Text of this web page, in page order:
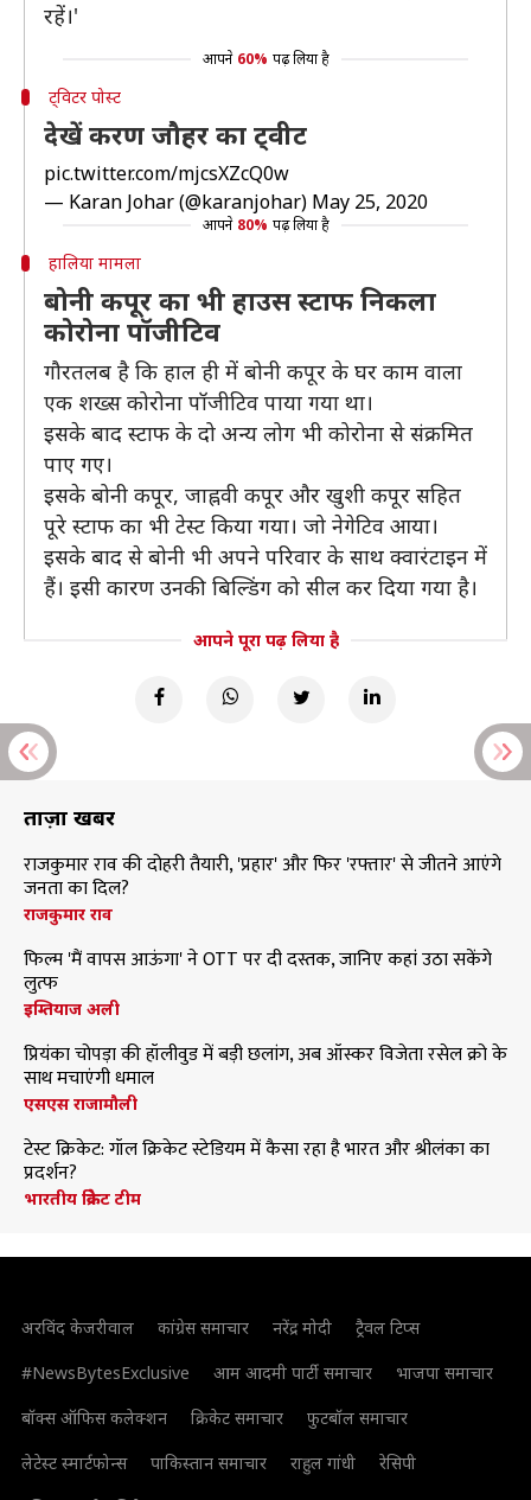
रहें।'
आपने 60% पढ़ लिया है
ट्विटर पोस्ट
देखें करण जौहर का ट्वीट
pic.twitter.com/mjcsXZcQ0w
— Karan Johar (@karanjohar) May 25, 2020
आपने 80% पढ़ लिया है
हालिया मामला
बोनी कपूर का भी हाउस स्टाफ निकला
कोरोना पॉजीटिव
गौरतलब है कि हाल ही में बोनी कपूर के घर काम वाला
एक शख्स कोरोना पॉजीटिव पाया गया था।
इसके बाद स्टाफ के दो अन्य लोग भी कोरोना से संक्रमित
पाए गए।
इसके बोनी कपूर, जाह्नवी कपूर और खुशी कपूर सहित
पूरे स्टाफ का भी टेस्ट किया गया। जो नेगेटिव आया।
इसके बाद से बोनी भी अपने परिवार के साथ क्वारंटाइन में
हैं। इसी कारण उनकी बिल्डिंग को सील कर दिया गया है।
आपने पूरा पढ़ लिया है
ताज़ा खबरें
राजकुमार राव की दोहरी तैयारी, 'प्रहार' और फिर 'रफ्तार' से जीतने आएंगे
जनता का दिल?
राजकुमार राव
फिल्म 'मैं वापस आऊंगा' ने OTT पर दी दस्तक, जानिए कहां उठा सकेंगे
लुत्फ
इम्तियाज अली
प्रियंका चोपड़ा की हॉलीवुड में बड़ी छलांग, अब ऑस्कर विजेता रसेल क्रो के
साथ मचाएंगी धमाल
एसएस राजामौली
टेस्ट क्रिकेट: गॉल क्रिकेट स्टेडियम में कैसा रहा है भारत और श्रीलंका का
प्रदर्शन?
भारतीय क्रिकेट टीम
अरविंद केजरीवाल कांग्रेस समाचार नरेंद्र मोदी
ट्रैवल टिप्स
#NewsBytesExclusive
आम आदमी पार्टी समाचार
भाजपा समाचार
बॉक्स ऑफिस कलेक्शन
क्रिकेट समाचार
फुटबॉल समाचार
लेटेस्ट स्मार्टफोन्स
पाकिस्तान समाचार राहुल गांधी
रेसिपी